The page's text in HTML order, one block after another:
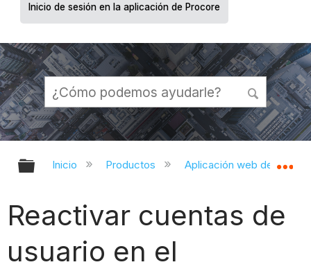
Inicio de sesión en la aplicación de Procore
Expandir/contraer jerarquía global
Inicio Productos Aplicación web de
Reactivar cuentas de
usuario en el